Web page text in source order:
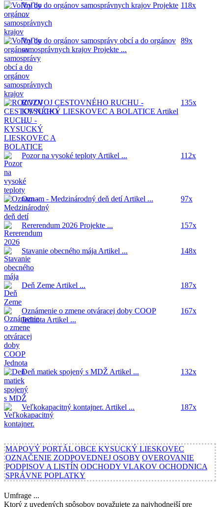
Voľby do orgánov samosprávnych krajov Projekte
...
118x
Voľby do orgánov samosprávy obcí a do orgánov
samosprávnych krajov Projekte ...
89x
ROZVOJ CESTOVNÉHO RUCHU -
KYSUCKÝ LIESKOVEC A BOLATICE Artikel
...
135x
Pozor na vysoké teploty Artikel ... 112x
Oznam - Medzinárodný deň detíArtikel ... 97x
Rererendum 2026 Projekte ... 157x
Stavanie obecného mája Artikel ... 148x
Deň Zeme Artikel ... 187x
Oznámenie o zmene otváracej doby COOP
Jednota Artikel ...
167x
Deň matiek spojený s MDŽ Artikel ... 132x
Veľkokapacitný kontajner. Artikel ... 187x
MAPOVÝ PORTÁL OBCE KYSUCKÝ LIESKOVEC
OZNAČENIE ZODPOVEDNEJ OSOBY OVEROVANIE
PODPISOV A LISTÍN ODCHODY VLAKOV OCHODNICA
SPRÁVNE POPLATKY
Umfrage ...
Ktorý z uvedených spôsobov považujete za najvhodnejší pre